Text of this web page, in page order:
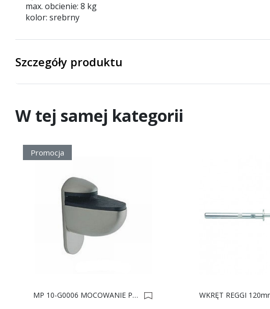
max. obcienie: 8 kg
kolor: srebrny
Szczegóły produktu
W tej samej kategorii
Promocja
MP 10-G0006 MOCOWANIE PÓLKI*** 0004115